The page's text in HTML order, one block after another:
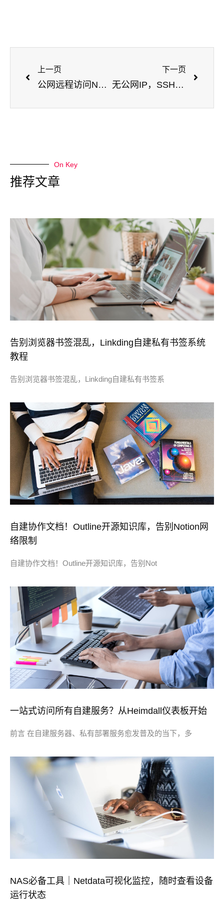
上一页
公网远程访问Node.js服务【cpolar内网穿透】
下一页
无公网IP，SSH远程连接Linux CentOS【内网穿透】
On Key
推荐文章
告别浏览器书签混乱，Linkding自建私有书签系统
教程
告别浏览器书签混乱，Linkding自建私有书签系
自建协作文档！Outline开源知识库，告别Notion网
络限制
自建协作文档！Outline开源知识库，告别Not
一站式访问所有自建服务？从Heimdall仪表板开始
前言 在自建服务器、私有部署服务愈发普及的当下，多
NAS必备工具｜Netdata可视化监控，随时查看设备
运行状态